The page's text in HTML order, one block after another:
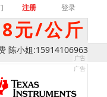
注册 登录
元/公斤
陈小姐:15914106963